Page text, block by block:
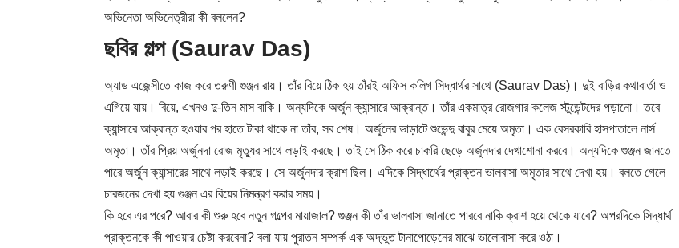
অভিনেতা অভিনেত্রীরা কী বললেন?
ছবির গল্প (Saurav Das)
অ্যাড এজেন্সীতে কাজ করে তরুণী গুঞ্জন রায়। তাঁর বিয়ে ঠিক হয় তাঁরই অফিস কলিগ সিদ্ধার্থর সাথে (Saurav Das)। দুই বাড়ির কথাবার্তা ও
এগিয়ে যায়। বিয়ে, এখনও দু-তিন মাস বাকি। অন্যদিকে অর্জুন ক্যান্সারে আক্রান্ত। তাঁর একমাত্র রোজগার কলেজ স্টুডেন্টদের পড়ানো। তবে
ক্যান্সারে আক্রান্ত হওয়ার পর হাতে টাকা থাকে না তাঁর, সব শেষ। অর্জুনের ভাড়াটে শুভেন্দু বাবুর মেয়ে অমৃতা। এক বেসরকারি হাসপাতালে নার্স
অমৃতা। তাঁর প্রিয় অর্জুনদা রোজ মৃত্যুর সাথে লড়াই করছে। তাই সে ঠিক করে চাকরি ছেড়ে অর্জুনদার দেখাশোনা করবে। অন্যদিকে গুঞ্জন জানতে
পারে অর্জুন ক্যান্সারের সাথে লড়াই করছে। সে অর্জুনদার ক্রাশ ছিল। এদিকে সিদ্ধার্থের প্রাক্তন ভালবাসা অমৃতার সাথে দেখা হয়। বলতে গেলে
চারজনের দেখা হয় গুঞ্জন এর বিয়ের নিমন্ত্রণ করার সময়।
কি হবে এর পরে? আবার কী শুরু হবে নতুন গল্পের মায়াজাল? গুঞ্জন কী তাঁর ভালবাসা জানাতে পারবে নাকি ক্রাশ হয়ে থেকে যাবে? অপরদিকে সিদ্ধার্থ
প্রাক্তনকে কী পাওয়ার চেষ্টা করবেনা? বলা যায় পুরাতন সম্পর্ক এক অদ্ভুত টানাপোড়েনের মাঝে ভালোবাসা করে ওঠা।